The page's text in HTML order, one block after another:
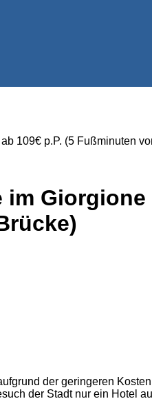
109€ p.P. (5 Fußminuten
der geringeren
der Stadt nur ein Hotel